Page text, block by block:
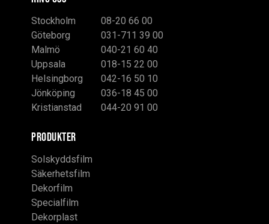
Stockholm
08-20 66 00
Göteborg
031-711 39 00
Malmö
040-21 60 40
Uppsala
018-15 22 00
Helsingborg
042-16 50 10
Jönköping
036-18 45 00
Kristianstad
044-20 91 00
PRODUKTER
Solskyddsfilm
Säkerhetsfilm
Dekorfilm
Specialfilm
Dekorplast